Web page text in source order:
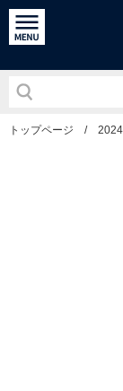
トップページ /